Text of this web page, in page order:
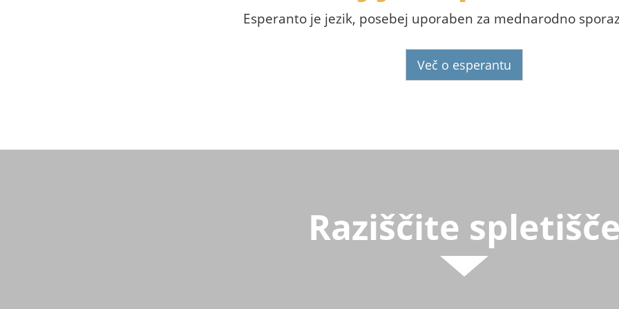
Esperanto je jezik, posebej uporaben za mednarodno
Več o esperantu
Raziščite spletišče